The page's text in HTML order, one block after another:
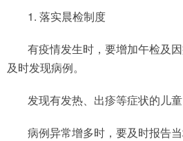
1. 落实晨检制度
有疫情发生时，要增加午检及
及时发现病例。
发现有发热、出疹等症状的儿童
病例异常增多时，要及时报告